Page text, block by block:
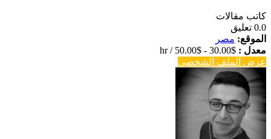
كاتب مقالات
0.0 تعليق
الموقع: مصر
معدل :
30.00$
-
50.00$
/ hr
عرض الملف الشخصي